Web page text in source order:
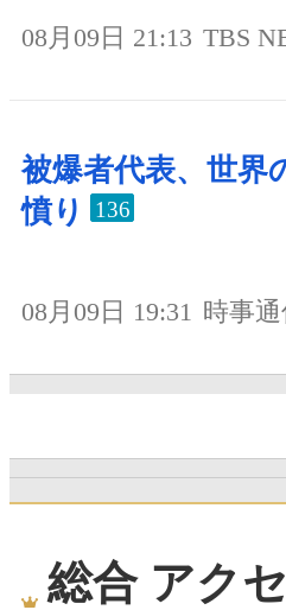
08月09日 21:13 TBS
被爆者代表、世界
憤り
136
08月09日 19:31 時事
総合 アク